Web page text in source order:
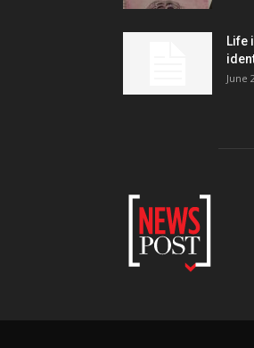
Life
June